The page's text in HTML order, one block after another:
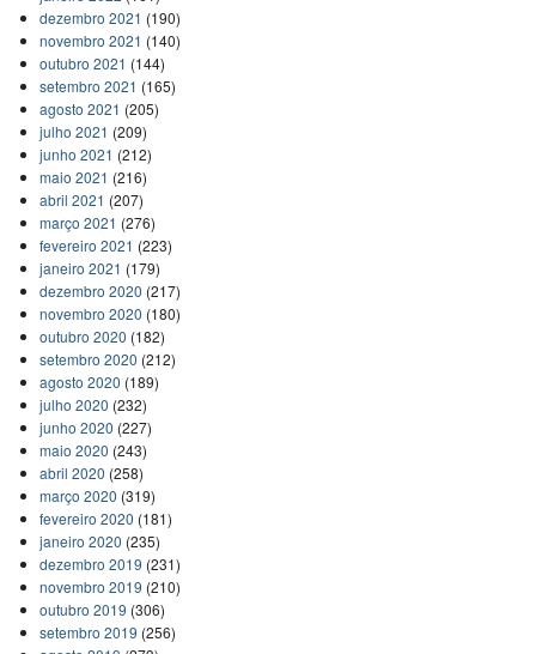
dezembro 2021 (190)
novembro 2021 (140)
outubro 2021 (144)
setembro 2021 (165)
agosto 2021 (205)
julho 2021 (209)
junho 2021 (212)
maio 2021 (216)
abril 2021 (207)
março 2021 (276)
fevereiro 2021 (223)
janeiro 2021 (179)
dezembro 2020 (217)
novembro 2020 (180)
outubro 2020 (182)
setembro 2020 (212)
agosto 2020 (189)
julho 2020 (232)
junho 2020 (227)
maio 2020 (243)
abril 2020 (258)
março 2020 (319)
fevereiro 2020 (181)
janeiro 2020 (235)
dezembro 2019 (231)
novembro 2019 (210)
outubro 2019 (306)
setembro 2019 (256)